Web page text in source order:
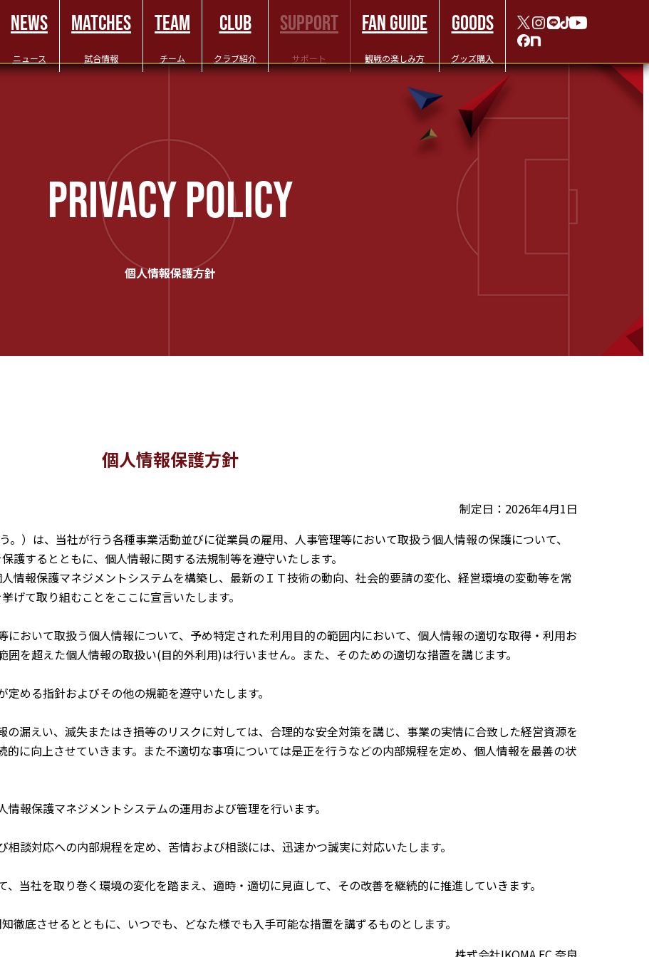
NEWS
ニュース
MATCHES
試合情報
TEAM
チーム
CLUB
クラブ紹介
SUPPORT
サポート
FAN GUIDE
観戦の楽しみ方
GOODS
グッズ購入
PRIVACY POLICY
個人情報保護方針
個人情報保護方針
制定日：2026年4月1日
。）は、当社が行う各種事業活動並びに従業員の雇用、人事管理等において取扱う個人情報の保護について、
護するとともに、個人情報に関する法規制等を遵守いたします。
情報保護マネジメントシステムを構築し、最新のＩＴ技術の動向、社会的要請の変化、経営環境の変動等を常
げて取り組むことをここに宣言いたします。
において取扱う個人情報について、予め特定された利用目的の範囲内において、個人情報の適切な取得・利用お
を超えた個人情報の取扱い(目的外利用)は行いません。また、そのための適切な措置を講じます。
める指針およびその他の規範を遵守いたします。
の漏えい、滅失またはき損等のリスクに対しては、合理的な安全対策を講じ、事業の実情に合致した経営資源を
的に向上させていきます。また不適切な事項については是正を行うなどの内部規程を定め、個人情報を最善の状
報保護マネジメントシステムの運用および管理を行います。
談対応への内部規程を定め、苦情および相談には、迅速かつ誠実に対応いたします。
当社を取り巻く環境の変化を踏まえ、適時・適切に見直して、その改善を継続的に推進していきます。
徹底させるとともに、いつでも、どなた様でも入手可能な措置を講ずるものとします。